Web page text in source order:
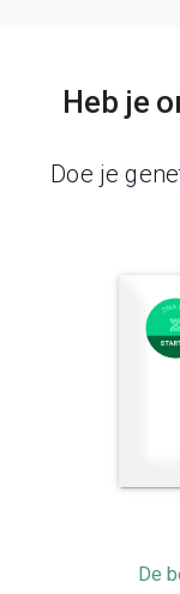
Heb je
Doe je
De